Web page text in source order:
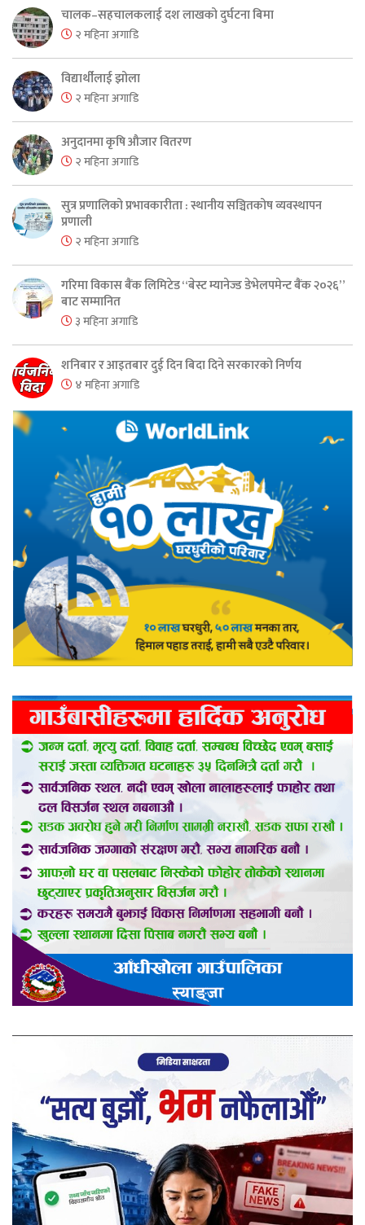
चालक–सहचालकलाई दश लाखको दुर्घटना बिमा
२ महिना अगाडि
विद्यार्थीलाई झोला
२ महिना अगाडि
अनुदानमा कृषि औजार वितरण
२ महिना अगाडि
सुत्र प्रणालिको प्रभावकारीता : स्थानीय सञ्चितकोष व्यवस्थापन
प्रणाली
२ महिना अगाडि
गरिमा विकास बैंक लिमिटेड “बेस्ट म्यानेज्ड डेभेलपमेन्ट बैंक २०२६”
बाट सम्मानित
३ महिना अगाडि
शनिबार र आइतबार दुई दिन बिदा दिने सरकारको निर्णय
४ महिना अगाडि